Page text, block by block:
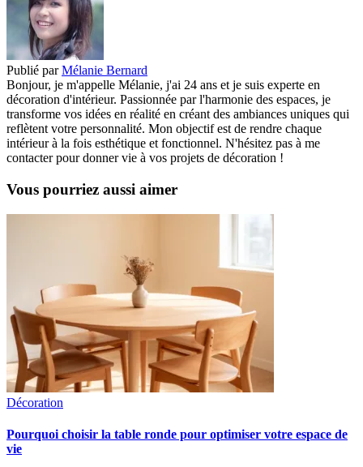
Publié par Mélanie Bernard
Bonjour, je m'appelle Mélanie, j'ai 24 ans et je suis experte en
décoration d'intérieur. Passionnée par l'harmonie des espaces, je
transforme vos idées en réalité en créant des ambiances uniques qui
reflètent votre personnalité. Mon objectif est de rendre chaque
intérieur à la fois esthétique et fonctionnel. N'hésitez pas à me
contacter pour donner vie à vos projets de décoration !
Vous pourriez aussi aimer
Décoration
Pourquoi choisir la table ronde pour optimiser votre espace de
vie